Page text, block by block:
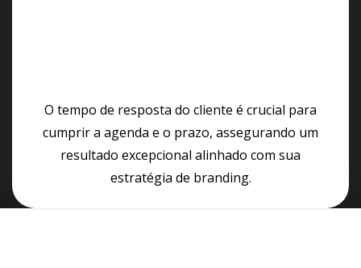
O tempo de resposta do cliente é crucial para
cumprir a agenda e o prazo, assegurando um
resultado excepcional alinhado com sua
estratégia de branding.